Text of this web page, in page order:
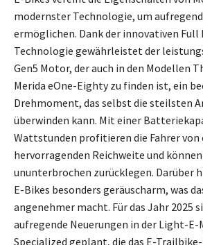
modernster Technologie, um
ermöglichen. Dank der innovativen Full
Technologie gewährleistet der
Gen5 Motor, der auch in den Modellen
Merida eOne-Eighty zu finden ist, ein
Drehmoment, das selbst die steilsten
überwinden kann. Mit einer
Wattstunden profitieren die Fahrer von
hervorragenden Reichweite und
ununterbrochen zurücklegen. Darüber
E-Bikes besonders geräuscharm, was
angenehmer macht. Für das Jahr 2025
aufregende Neuerungen in der Light-E-
Specialized geplant, die das E-